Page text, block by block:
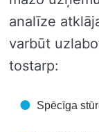
analīze
varbūt
tostarp:
Spēcīga